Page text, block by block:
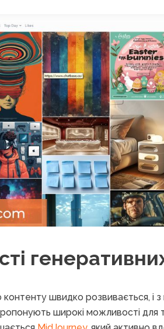
швидко розвивається, і
широкі можливості для